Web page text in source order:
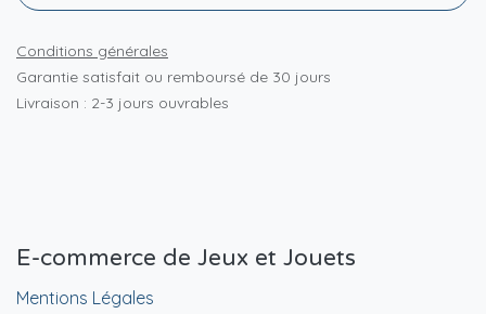
Conditions générales
Garantie satisfait ou remboursé de 30 jours
Livraison : 2-3 jours ouvrables
E-commerce de Jeux et Jouets
Mentions Légales